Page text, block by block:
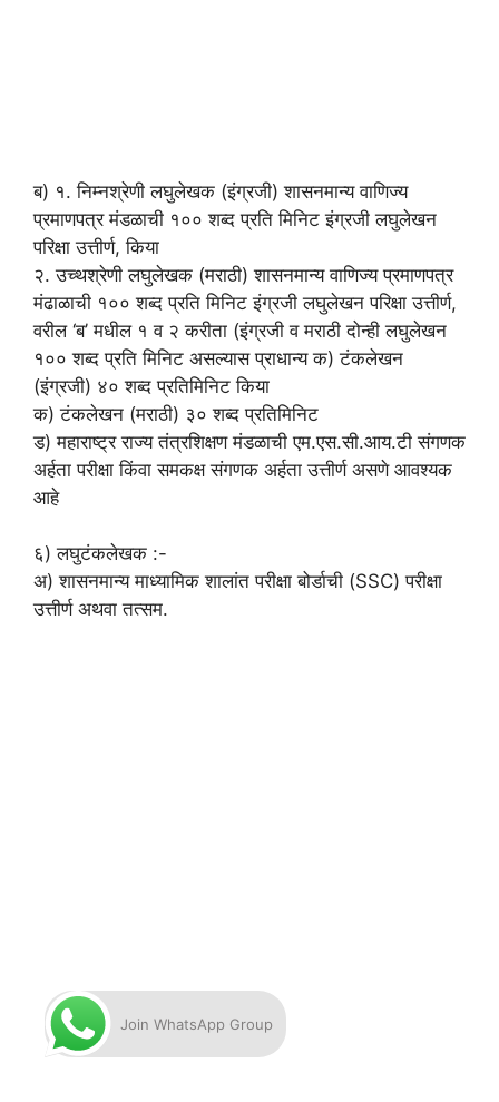
ब) १. निम्नश्रेणी लघुलेखक (इंग्रजी) शासनमान्य वाणिज्य
प्रमाणपत्र मंडळाची १०० शब्द प्रति मिनिट इंग्रजी लघुलेखन
परिक्षा उत्तीर्ण, किया
२. उच्थश्रेणी लघुलेखक (मराठी) शासनमान्य वाणिज्य प्रमाणपत्र
मंढाळाची १०० शब्द प्रति मिनिट इंग्रजी लघुलेखन परिक्षा उत्तीर्ण,
वरील ‘ब’ मधील १ व २ करीता (इंग्रजी व मराठी दोन्ही लघुलेखन
१०० शब्द प्रति मिनिट असल्यास प्राधान्य क) टंकलेखन
(इंग्रजी) ४० शब्द प्रतिमिनिट किया
क) टंकलेखन (मराठी) ३० शब्द प्रतिमिनिट
ड) महाराष्ट्र राज्य तंत्रशिक्षण मंडळाची एम.एस.सी.आय.टी संगणक
अर्हता परीक्षा किंवा समकक्ष संगणक अर्हता उत्तीर्ण असणे आवश्यक
आहे
६) लघुटंकलेखक :-
अ) शासनमान्य माध्यामिक शालांत परीक्षा बोर्डाची (SSC) परीक्षा
उत्तीर्ण अथवा तत्सम.
Join WhatsApp Group